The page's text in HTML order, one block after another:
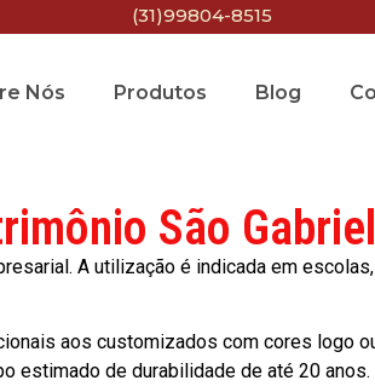
(31)99804-8515
Nós Produtos Blog
São
A utilização é indicada em
aos customizados com cores logo
estimado de durabilidade de até 20 anos.